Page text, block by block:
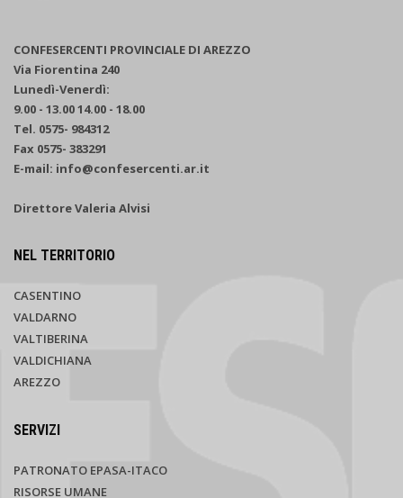
CONFESERCENTI PROVINCIALE DI AREZZO
Via Fiorentina 240
Lunedì-Venerdì:
9.00 - 13.00 14.00 - 18.00
Tel. 0575- 984312
Fax 0575- 383291
E-mail: info@confesercenti.ar.it
Direttore Valeria Alvisi
NEL TERRITORIO
CASENTINO
VALDARNO
VALTIBERINA
VALDICHIANA
AREZZO
SERVIZI
PATRONATO EPASA-ITACO
RISORSE UMANE